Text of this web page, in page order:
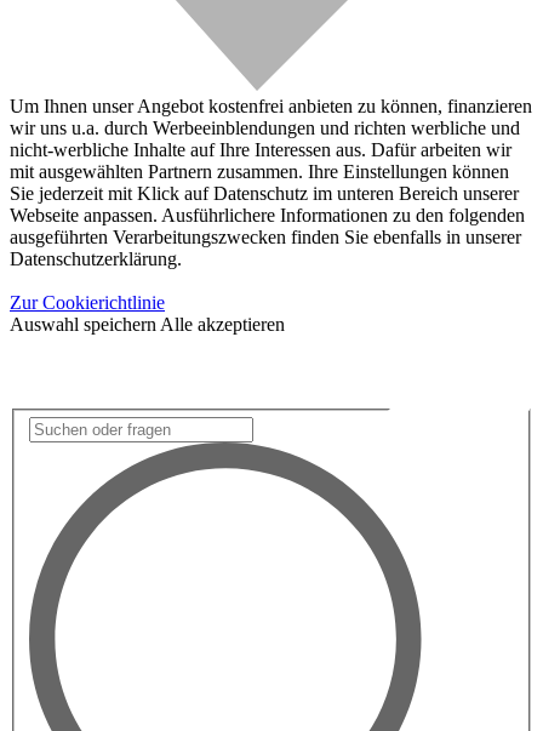
Um Ihnen unser Angebot kostenfrei anbieten zu können, finanzieren
wir uns u.a. durch Werbeeinblendungen und richten werbliche und
nicht-werbliche Inhalte auf Ihre Interessen aus. Dafür arbeiten wir
mit ausgewählten Partnern zusammen. Ihre Einstellungen können
Sie jederzeit mit Klick auf Datenschutz im unteren Bereich unserer
Webseite anpassen. Ausführlichere Informationen zu den folgenden
ausgeführten Verarbeitungszwecken finden Sie ebenfalls in unserer
Datenschutzerklärung.
Zur Cookierichtlinie
Auswahl speichern Alle akzeptieren